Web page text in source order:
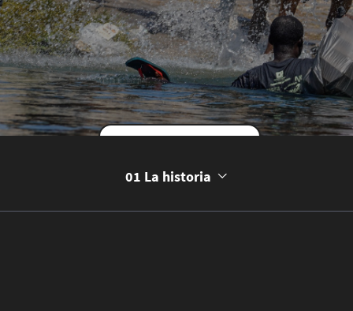
01 La historia